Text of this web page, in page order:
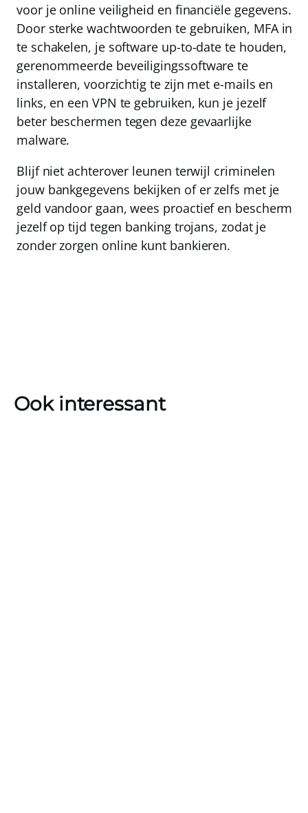
voor je online veiligheid en financiële gegevens.
Door sterke wachtwoorden te gebruiken, MFA in
te schakelen, je software up-to-date te houden,
gerenommeerde beveiligingssoftware te
installeren, voorzichtig te zijn met e-mails en
links, en een VPN te gebruiken, kun je jezelf
beter beschermen tegen deze gevaarlijke
malware.
Blijf niet achterover leunen terwijl criminelen
jouw bankgegevens bekijken of er zelfs met je
geld vandoor gaan, wees proactief en bescherm
jezelf op tijd tegen banking trojans, zodat je
zonder zorgen online kunt bankieren.
Ook interessant